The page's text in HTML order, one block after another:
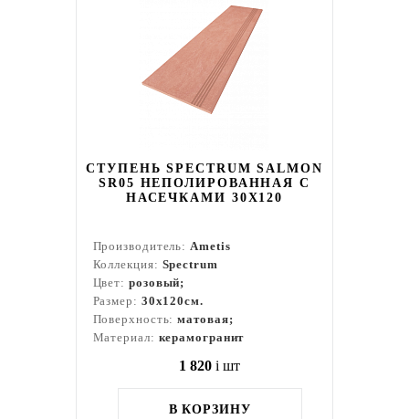
СТУПЕНЬ SPECTRUM SALMON
SR05 НЕПОЛИРОВАННАЯ С
НАСЕЧКАМИ 30X120
Производитель:Ametis
Коллекция: Spectrum
Цвет: розовый;
Размер: 30x120см.
Поверхность:матовая;
Материал: керамогранит
1 820 i шт
В КОРЗИНУ